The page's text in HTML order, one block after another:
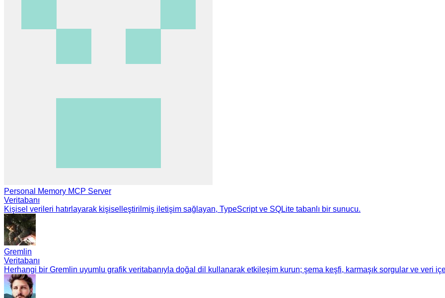
Personal Memory MCP Server
Veritabanı
Kişisel verileri hatırlayarak kişiselleştirilmiş iletişim sağlayan, TypeScript ve SQLite tabanlı bir sunucu.
Gremlin
Veritabanı
Herhangi bir Gremlin uyumlu grafik veritabanıyla doğal dil kullanarak etkileşim kurun; şema keşfi, karmaşık sorgular ve veri